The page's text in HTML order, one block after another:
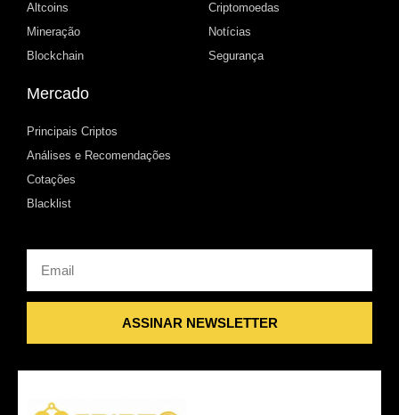
Altcoins
Mineração
Blockchain
Criptomoedas
Notícias
Segurança
Mercado
Principais Criptos
Análises e Recomendações
Cotações
Blacklist
ASSINAR NEWSLETTER